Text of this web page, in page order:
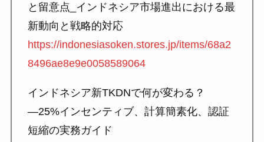
と留意点_インドネシア市場進出における最
新動向と戦略的対応
https://indonesiasoken.stores.jp/items/68a2
8496ae8e9e0058589064
インドネシア新TKDNで何が変わる？
―25%インセンティブ、計算簡素化、認証
短縮の実務ガイド